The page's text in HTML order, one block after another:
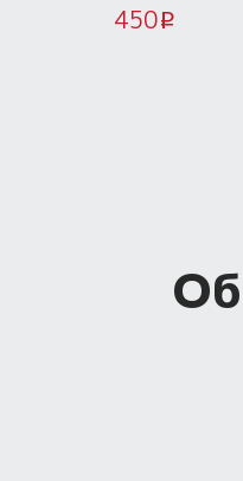
450i